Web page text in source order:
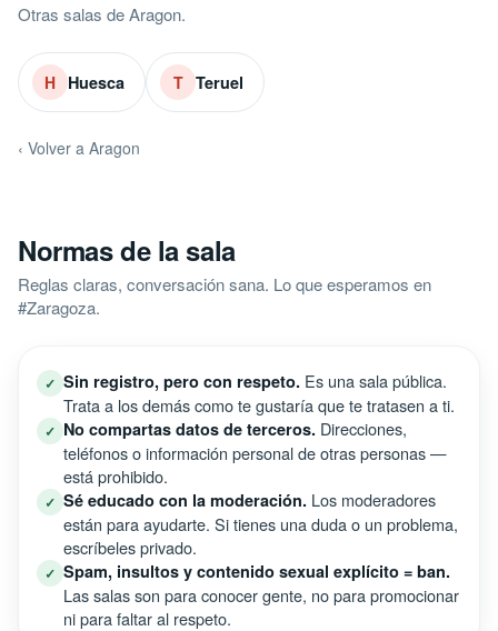
Otras salas de Aragon.
H Huesca T Teruel
‹ Volver a Aragon
Normas de la sala
Reglas claras, conversación sana. Lo que esperamos en
#Zaragoza.
✓ Sin registro, pero con respeto. Es una sala pública.
Trata a los demás como te gustaría que te tratasen a ti.
✓ No compartas datos de terceros. Direcciones,
teléfonos o información personal de otras personas —
está prohibido.
✓ Sé educado con la moderación. Los moderadores
están para ayudarte. Si tienes una duda o un problema,
escríbeles privado.
✓ Spam, insultos y contenido sexual explícito = ban.
Las salas son para conocer gente, no para promocionar
ni para faltar al respeto.